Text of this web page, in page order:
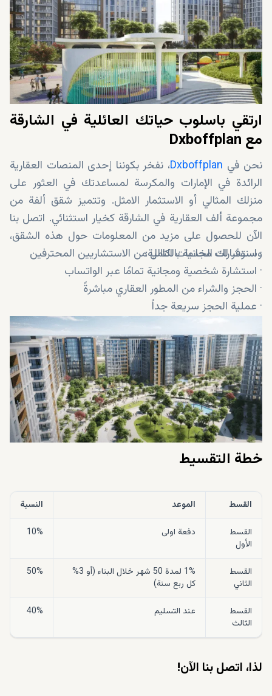
ارتقي باسلوب حياتك العائلية في الشارقة
مع Dxboffplan
نحن في Dxboffplan، نفخر بكوننا إحدى المنصات العقارية
الرائدة في الإمارات والمكرسة لمساعدتك في العثور على
منزلك المثالي أو الاستثمار الامثل. وتتميز شقق ألفة من
مجموعة ألف العقارية في الشارقة كخيار استثنائي. اتصل بنا
الآن للحصول على مزيد من المعلومات حول هذه الشقق،
وسنوفر لك الخدمات التالية:
· استشارات مجانية بالكامل من الاستشاريين المحترفين
· استشارة شخصية ومجانية تمامًا عبر الواتساب
· الحجز والشراء من المطور العقاري مباشرةً
· عملية الحجز سريعة جداً
خطة التقسيط
القسط الموعد النسبة
القسط
الأول
دفعة اولى 10%
القسط
الثاني
1% لمدة 50 شهر خلال البناء (أو 3%
كل ربع سنة)
50%
القسط
الثالث
عند التسليم 40%
لذا، اتصل بنا الآن!